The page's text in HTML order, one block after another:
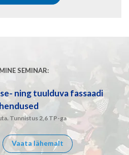
SEMINAR:
ning tuulduva fassaadi
Tunnistus 2,6 TP-ga
Vaata lähemalt